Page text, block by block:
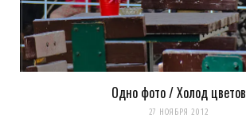
Одно фото / Холод цветов
27 НОЯБРЯ 2012